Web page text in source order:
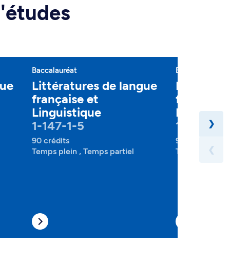
Baccalauréat
Littératures de langue
française et
Linguistique
1-147-1-5
90 crédits
Temps plein , Temps partiel
Baccalauréat
1-148-1-5
90 crédits
Temps plein ,
❯
❮